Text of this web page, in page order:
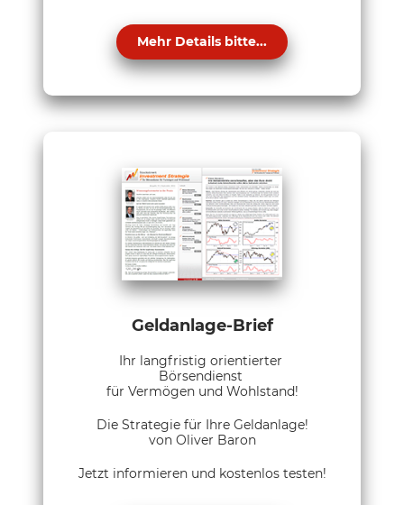
Mehr Details bitte...
Geldanlage-Brief
Ihr langfristig orientierter
Börsendienst
für Vermögen und Wohlstand!
Die Strategie für Ihre Geldanlage!
von Oliver Baron
Jetzt informieren und kostenlos testen!